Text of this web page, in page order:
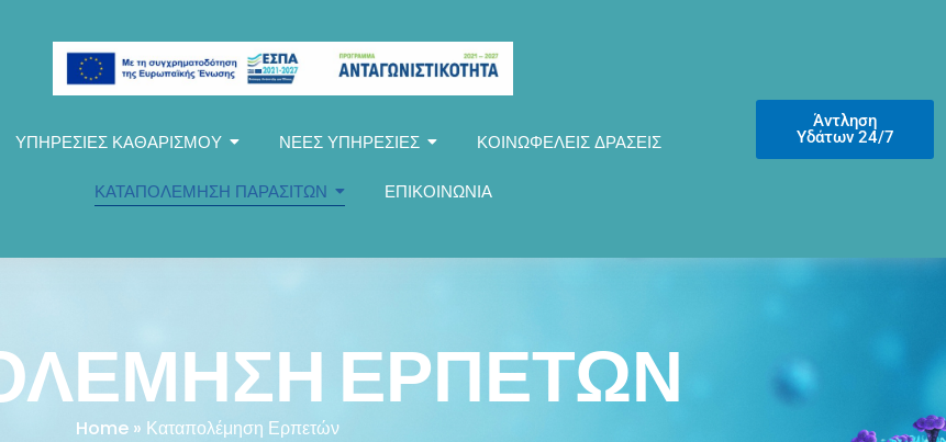
ΥΠΗΡΕΣΙΕΣ ΚΑΘΑΡΙΣΜΟΥ ΝΕΕΣ ΥΠΗΡΕΣΙΕΣ ΚΟΙΝΩΦΕΛΕΙΣ ΔΡΑΣΕΙΣ
ΚΑΤΑΠΟΛΕΜΗΣΗ ΠΑΡΑΣΙΤΩΝ ΕΠΙΚΟΙΝΩΝΙΑ
Άντληση
Υδάτων 24/7
ΕΡΠΕΤΩΝ
Home » Καταπολέμηση Ερπετών